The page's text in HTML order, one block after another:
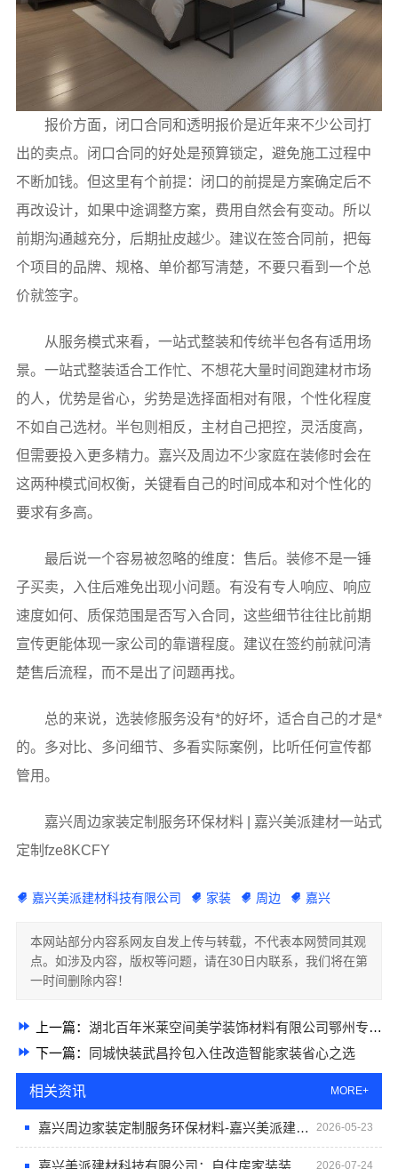
报价方面，闭口合同和透明报价是近年来不少公司打
出的卖点。闭口合同的好处是预算锁定，避免施工过程中
不断加钱。但这里有个前提：闭口的前提是方案确定后不
再改设计，如果中途调整方案，费用自然会有变动。所以
前期沟通越充分，后期扯皮越少。建议在签合同前，把每
个项目的品牌、规格、单价都写清楚，不要只看到一个总
价就签字。
从服务模式来看，一站式整装和传统半包各有适用场
景。一站式整装适合工作忙、不想花大量时间跑建材市场
的人，优势是省心，劣势是选择面相对有限，个性化程度
不如自己选材。半包则相反，主材自己把控，灵活度高，
但需要投入更多精力。嘉兴及周边不少家庭在装修时会在
这两种模式间权衡，关键看自己的时间成本和对个性化的
要求有多高。
最后说一个容易被忽略的维度：售后。装修不是一锤
子买卖，入住后难免出现小问题。有没有专人响应、响应
速度如何、质保范围是否写入合同，这些细节往往比前期
宣传更能体现一家公司的靠谱程度。建议在签约前就问清
楚售后流程，而不是出了问题再找。
总的来说，选装修服务没有*的好坏，适合自己的才是*
的。多对比、多问细节、多看实际案例，比听任何宣传都
管用。
嘉兴周边家装定制服务环保材料 | 嘉兴美派建材一站式
定制fze8KCFY
嘉兴美派建材科技有限公司 家装 周边 嘉兴
本网站部分内容系网友自发上传与转载，不代表本网赞同其观
点。如涉及内容，版权等问题，请在30日内联系，我们将在第
一时间删除内容！
上一篇： 湖北百年米莱空间美学装饰材料有限公司鄂州专业家装实景案例
下一篇：
同城快装武昌拎包入住改造智能家装省心之选
相关资讯 MORE+
嘉兴周边家装定制服务环保材料-嘉兴美派建材科技有限公司 2026-05-23
嘉兴美派建材科技有限公司：自住房家装装修环保材料保障 2026-07-24